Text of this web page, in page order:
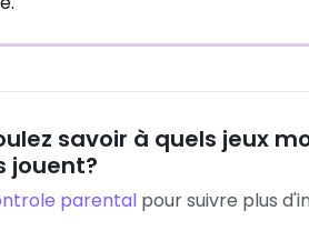
savoir à quels jeux
jouent?
parental pour suivre plus